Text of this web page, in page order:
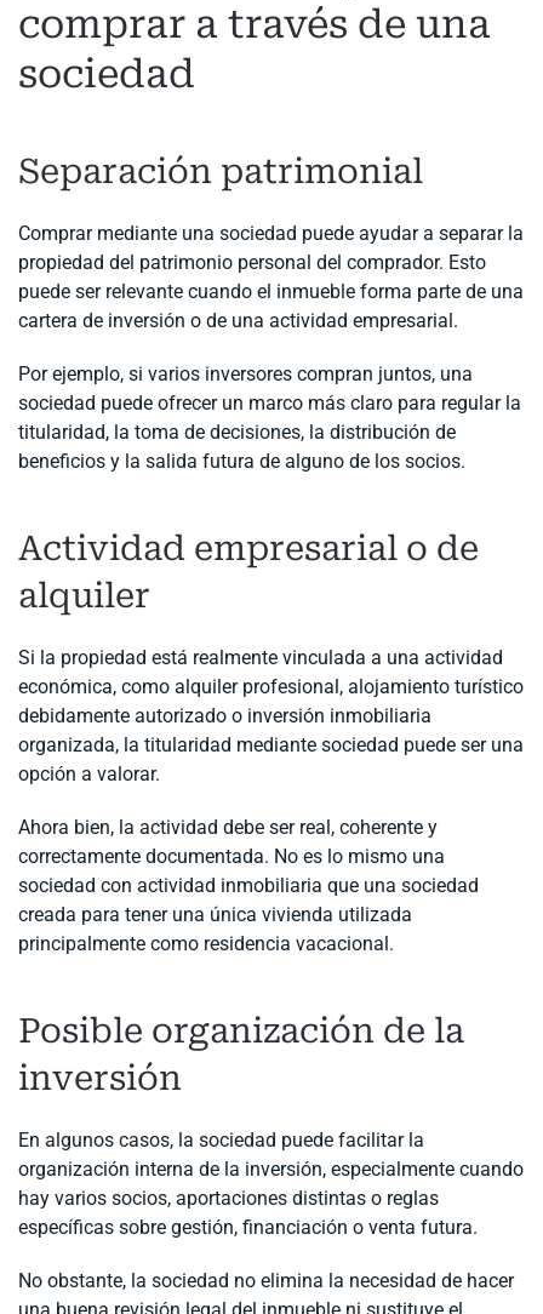
comprar a través de una
sociedad
Separación patrimonial
Comprar mediante una sociedad puede ayudar a separar la
propiedad del patrimonio personal del comprador. Esto
puede ser relevante cuando el inmueble forma parte de una
cartera de inversión o de una actividad empresarial.
Por ejemplo, si varios inversores compran juntos, una
sociedad puede ofrecer un marco más claro para regular la
titularidad, la toma de decisiones, la distribución de
beneficios y la salida futura de alguno de los socios.
Actividad empresarial o de
alquiler
Si la propiedad está realmente vinculada a una actividad
económica, como alquiler profesional, alojamiento turístico
debidamente autorizado o inversión inmobiliaria
organizada, la titularidad mediante sociedad puede ser una
opción a valorar.
Ahora bien, la actividad debe ser real, coherente y
correctamente documentada. No es lo mismo una
sociedad con actividad inmobiliaria que una sociedad
creada para tener una única vivienda utilizada
principalmente como residencia vacacional.
Posible organización de la
inversión
En algunos casos, la sociedad puede facilitar la
organización interna de la inversión, especialmente cuando
hay varios socios, aportaciones distintas o reglas
específicas sobre gestión, financiación o venta futura.
No obstante, la sociedad no elimina la necesidad de hacer